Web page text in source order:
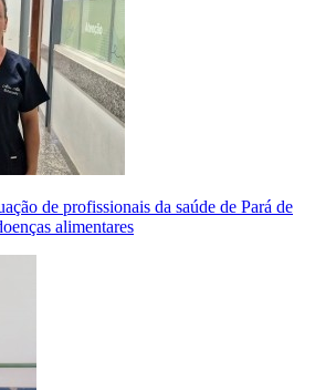
de profissionais da saúde de Pará de
alimentares